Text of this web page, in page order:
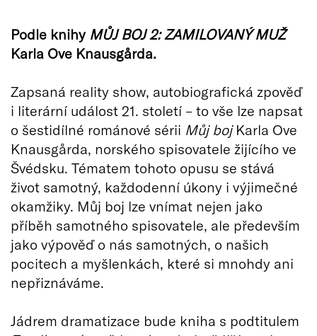
Podle knihy MŮJ BOJ 2: ZAMILOVANÝ MUŽ
Karla Ove Knausgårda.
Zapsaná reality show, autobiografická zpověď
i literární událost 21. století – to vše lze napsat
o šestidílné románové sérii Můj bojKarla Ove
Knausgårda, norského spisovatele žijícího ve
Švédsku. Tématem tohoto opusu se stává
život samotný, každodenní úkony i výjimečné
okamžiky. Můj boj lze vnímat nejen jako
příběh samotného spisovatele, ale především
jako výpověď o nás samotných, o našich
pocitech a myšlenkách, které si mnohdy ani
nepřiznáváme.
Jádrem dramatizace bude kniha s podtitulem